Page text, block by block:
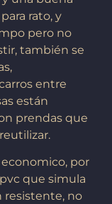
rato, y
pero no
también se
entre
están
prendas que
por
que simula
resistente, no